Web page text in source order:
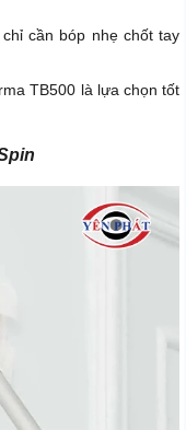
cần bóp nhẹ chốt tay
TB500 là lựa chọn tốt